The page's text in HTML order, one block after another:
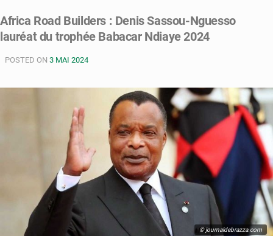
Africa Road Builders : Denis Sassou-Nguesso
lauréat du trophée Babacar Ndiaye 2024
POSTED ON 3 MAI 2024
© journaldebrazza.com